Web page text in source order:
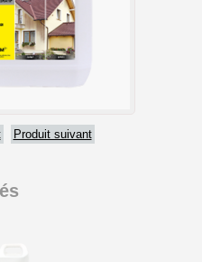
Produit suivant